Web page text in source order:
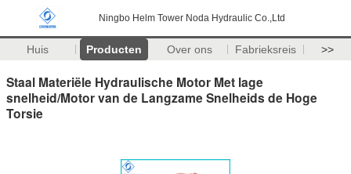
Ningbo Helm Tower Noda Hydraulic Co.,Ltd
Huis Producten Over ons Fabrieksreis >>
Staal Materiële Hydraulische Motor Met lage
snelheid/Motor van de Langzame Snelheids de Hoge
Torsie